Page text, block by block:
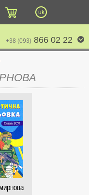
uk
+38 (093) 866 02 22